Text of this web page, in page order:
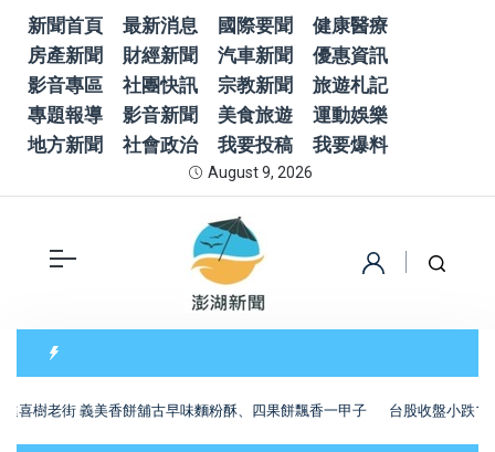
新聞首頁 最新消息 國際要聞
健康醫療
房產新聞
財經新聞 汽車新聞
優惠資訊
影音專區
社團快訊 宗教新聞
旅遊札記
專題報導
影音新聞 美食旅遊
運動娛樂
地方新聞
社會政治 我要投稿 我要爆料
August 9, 2026
樹老街 義美香餅舖古早味麵粉酥、四果餅飄香一甲子 台股收盤小跌